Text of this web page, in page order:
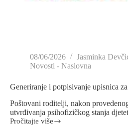
08/06/2026
Jasminka
Novosti - Naslovna
Generiranje i potpisivanje upisnica
Poštovani roditelji, nakon
utvrđivanja psihofizičkog stanja
Pročitajte više